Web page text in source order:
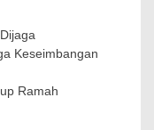
Keseimbangan
Ramah